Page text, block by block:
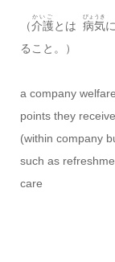
（介護
かいご
とは 病気
びょうき
ること。）
a company
points they
(within company
such as
care